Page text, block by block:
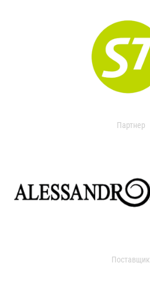
Партнер
Поставщик